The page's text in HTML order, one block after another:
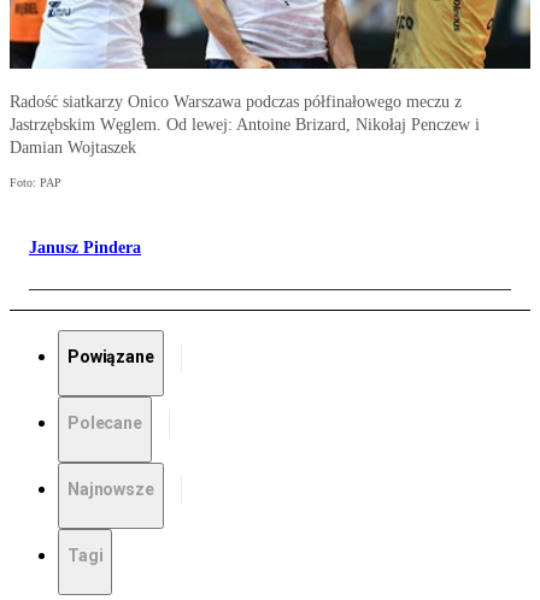
Radość siatkarzy Onico Warszawa podczas półfinałowego meczu z
Jastrzębskim Węglem. Od lewej: Antoine Brizard, Nikołaj Penczew i
Damian Wojtaszek
Foto: PAP
Janusz Pindera
Powiązane
Polecane
Najnowsze
Tagi